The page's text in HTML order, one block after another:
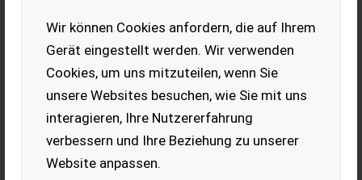
Wir können Cookies anfordern, die auf Ihrem
Gerät eingestellt werden. Wir verwenden
Cookies, um uns mitzuteilen, wenn Sie
unsere Websites besuchen, wie Sie mit uns
interagieren, Ihre Nutzererfahrung
verbessern und Ihre Beziehung zu unserer
Website anpassen.
Sonstige Eco Tecnologis
Fronthydraulik Kioti CK 22
EUR 1.690